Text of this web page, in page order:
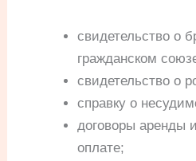
свидетельство о
гражданском
свидетельство о
справку о
договоры аренды
оплате;